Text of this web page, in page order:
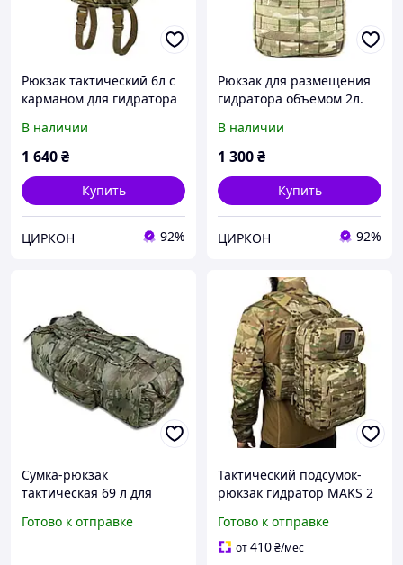
Рюкзак тактический 6л с
карманом для гидратора
В наличии
1 640₴
Купить
ЦИРКОН 92%
Рюкзак для размещения
гидратора объемом 2л.
В наличии
1 300₴
Купить
ЦИРКОН 92%
Сумка-рюкзак
тактическая 69 л для
Cordura original USA
Готово к отправке
Тактический подсумок-
рюкзак гидратор MAKS 2
MOLLE для ВСУ и ССО
надежный гидрационный
Готово к отправке
от410₴/мес